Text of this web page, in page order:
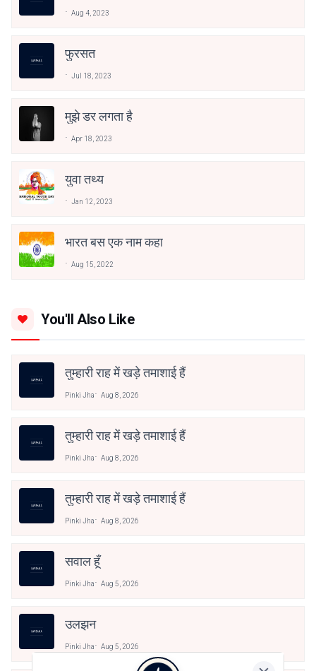
Aug 4, 2023
फुरसत
Jul 18, 2023
मुझे डर लगता है
Apr 18, 2023
युवा तथ्य
Jan 12, 2023
भारत बस एक नाम कहा
Aug 15, 2022
You'll Also Like
तुम्हारी राह में खड़े तमाशाई हैं
Pinki Jha Aug 8, 2026
तुम्हारी राह में खड़े तमाशाई हैं
Pinki Jha Aug 8, 2026
तुम्हारी राह में खड़े तमाशाई हैं
Pinki Jha Aug 8, 2026
सवाल हूँ
Pinki Jha Aug 5, 2026
उलझन
Pinki Jha Aug 5, 2026